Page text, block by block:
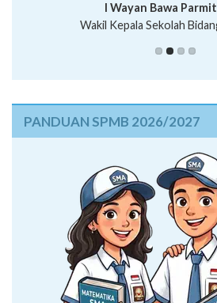
Putu Suhartana,
I Wayan Bawa
Wakil Kepala Sekolah
I Wayan Gede Aditya
Ni Wayan Nopi
PANDUAN SPMB 2026/2027